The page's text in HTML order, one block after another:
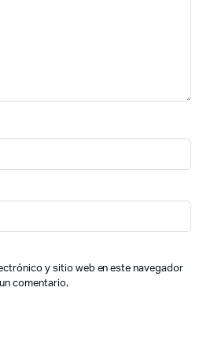
y sitio web en este navegador
comentario.